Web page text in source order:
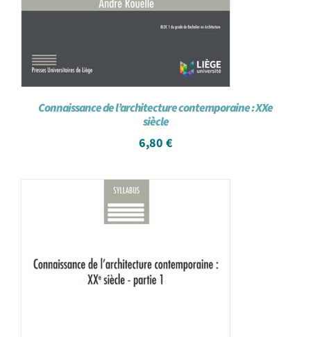
Connaissance de l’architecture contemporaine : XXe
siècle
6,80 €